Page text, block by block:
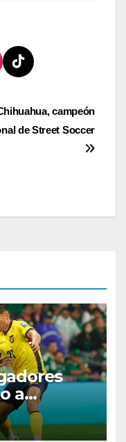
campeón
de Street Soccer
a
Por fin